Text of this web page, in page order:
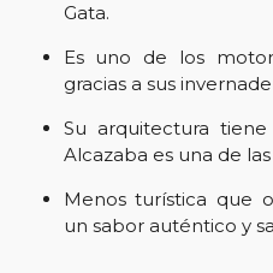
Gata.
Es uno de los
gracias a sus
Su arquitectura
Alcazaba es una de
Menos turística que
un sabor auténtico y